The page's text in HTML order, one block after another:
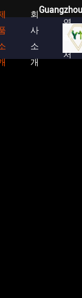
회
사
소
개
연
락
처